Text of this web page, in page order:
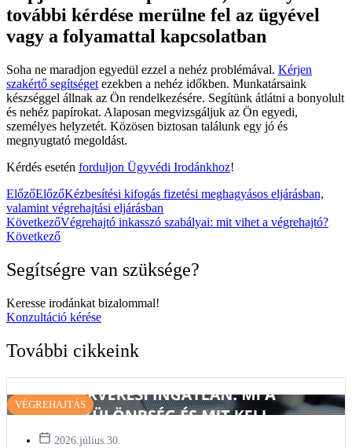
további kérdése merülne fel az ügyével
vagy a folyamattal kapcsolatban
Soha ne maradjon egyedül ezzel a nehéz problémával. Kérjen
szakértő segítséget ezekben a nehéz időkben. Munkatársaink
készséggel állnak az Ön rendelkezésére. Segítünk átlátni a bonyolult
és nehéz papírokat. Alaposan megvizsgáljuk az Ön egyedi,
személyes helyzetét. Közösen biztosan találunk egy jó és
megnyugtató megoldást.
Kérdés esetén forduljon Ügyvédi Irodánkhoz!
ElőzőElőzőKézbesítési kifogás fizetési meghagyásos eljárásban,
valamint végrehajtási eljárásban
KövetkezőVégrehajtó inkasszó szabályai: mit vihet a végrehajtó?
Következő
Segítségre van szüksége?
Keresse irodánkat bizalommal!
Konzultáció kérése
További cikkeink
VÉGREHAJTÁS
2026.július.30.